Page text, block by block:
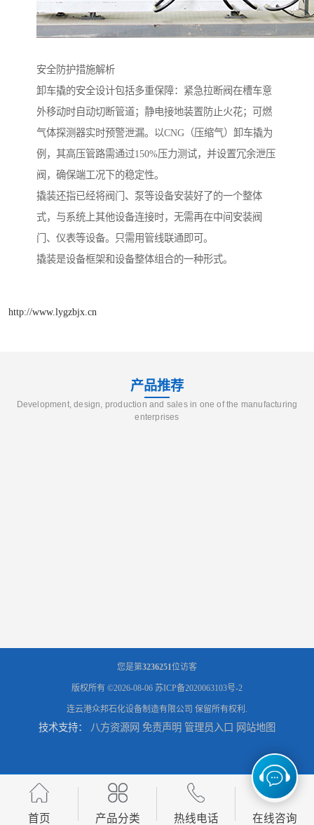
安全防护措施解析
卸车撬的安全设计包括多重保障：紧急拉断阀在槽车意
外移动时自动切断管道；静电接地装置防止火花；可燃
气体探测器实时预警泄漏。以CNG（压缩气）卸车撬为
例，其高压管路需通过150%压力测试，并设置冗余泄压
阀，确保端工况下的稳定性。
撬装还指已经将阀门、泵等设备安装好了的一个整体
式，与系统上其他设备连接时，无需再在中间安装阀
门、仪表等设备。只需用管线联通即可。
撬装是设备框架和设备整体组合的一种形式。
http://www.lygzbjx.cn
产品推荐
Development, design, production and sales in one of the manufacturing
enterprises
您是第3236251位访客
版权所有 ©2026-08-06 苏ICP备2020063103号-2
连云港众邦石化设备制造有限公司 保留所有权利.
技术支持： 八方资源网 免责声明 管理员入口 网站地图
首页 产品分类 热线电话 在线咨询